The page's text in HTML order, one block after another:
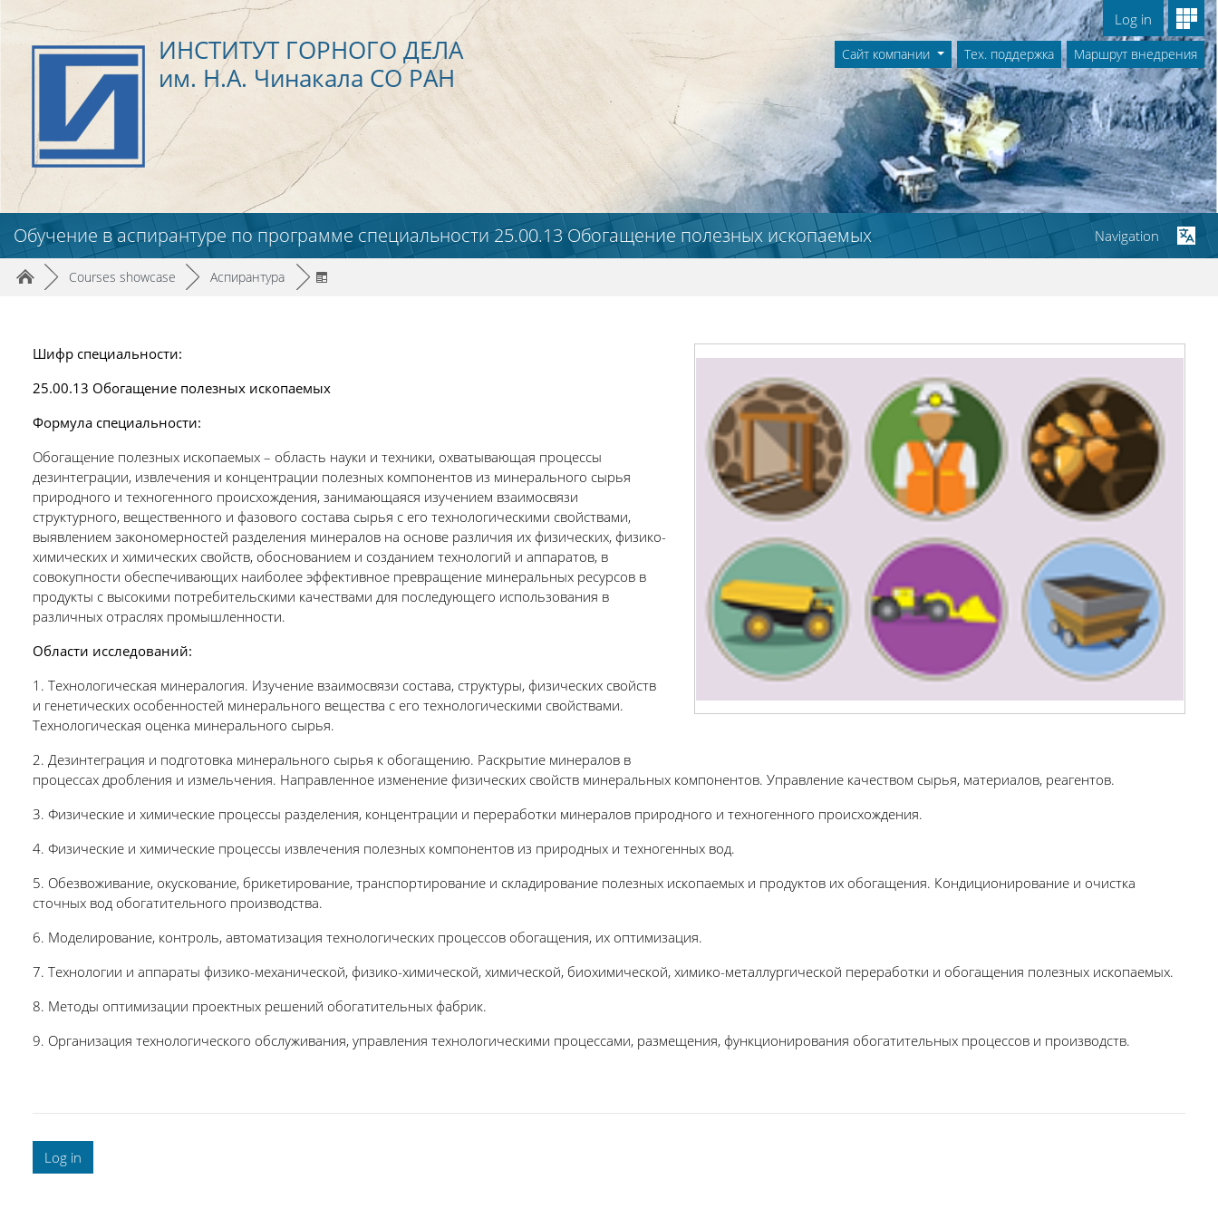
Skip to main content
ИНСТИТУТ ГОРНОГО ДЕЛА
им. Н.А. Чинакала СО РАН
Log in
Сайт компании Тех. поддержка Маршрут внедрения
Обучение в аспирантуре по программе специальности 25.00.13 Обогащение полезных ископаемых
Page path
/► Courses showcase /► Аспирантура /►
Шифр специальности:
25.00.13 Обогащение полезных ископаемых
Формула специальности:
Обогащение полезных ископаемых – область науки и техники, охватывающая процессы
дезинтеграции, извлечения и концентрации полезных компонентов из минерального сырья
природного и техногенного происхождения, занимающаяся изучением взаимосвязи
структурного, вещественного и фазового состава сырья с его технологическими свойствами,
выявлением закономерностей разделения минералов на основе различия их физических, физико-
химических и химических свойств, обоснованием и созданием технологий и аппаратов, в
совокупности обеспечивающих наиболее эффективное превращение минеральных ресурсов в
продукты с высокими потребительскими качествами для последующего использования в
различных отраслях промышленности.
Области исследований:
1. Технологическая минералогия. Изучение взаимосвязи состава, структуры, физических свойств
и генетических особенностей минерального вещества с его технологическими свойствами.
Технологическая оценка минерального сырья.
2. Дезинтеграция и подготовка минерального сырья к обогащению. Раскрытие минералов в
процессах дробления и измельчения. Направленное изменение физических свойств минеральных компонентов. Управление качеством сырья, материалов, реагентов.
3. Физические и химические процессы разделения, концентрации и переработки минералов природного и техногенного происхождения.
4. Физические и химические процессы извлечения полезных компонентов из природных и техногенных вод.
5. Обезвоживание, окускование, брикетирование, транспортирование и складирование полезных ископаемых и продуктов их обогащения. Кондиционирование и очистка
сточных вод обогатительного производства.
6. Моделирование, контроль, автоматизация технологических процессов обогащения, их оптимизация.
7. Технологии и аппараты физико-механической, физико-химической, химической, биохимической, химико-металлургической переработки и обогащения полезных ископаемых.
8. Методы оптимизации проектных решений обогатительных фабрик.
9. Организация технологического обслуживания, управления технологическими процессами, размещения, функционирования обогатительных процессов и производств.
Log in
Navigation